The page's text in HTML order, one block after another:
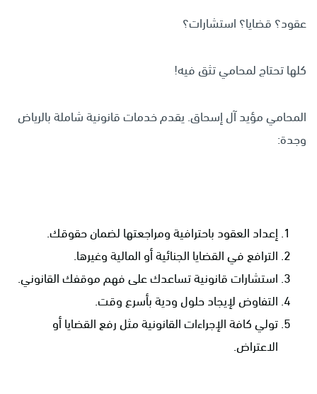
عقود؟ قضايا؟ استشارات؟
كلها تحتاج لمحامي تثق فيه!
المحامي مؤيد آل إسحاق. يقدم خدمات قانونية شاملة بالرياض
وجدة:
إعداد العقود باحترافية ومراجعتها لضمان حقوقك.
الترافع في القضايا الجنائية أو المالية وغيرها.
استشارات قانونية تساعدك على فهم موقفك القانوني.
التفاوض لإيجاد حلول ودية بأسرع وقت.
تولي كافة الإجراءات القانونية مثل رفع القضايا أو
الاعتراض.